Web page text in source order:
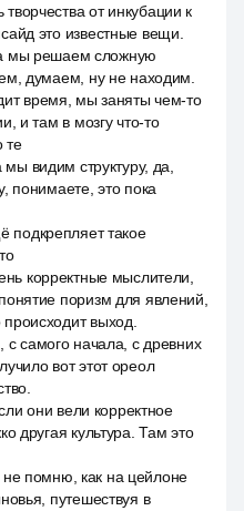
от инкубации к
это известные вещи.
мы решаем сложную
думаем, ну не находим.
время, мы заняты чем-то
и там в мозгу что-то
те
мы видим структуру, да,
понимаете, это пока
подкрепляет такое
корректные мыслители,
поризм для явлений,
выход.
самого начала, с древних
вот этот ореол
они вели корректное
другая культура. Там это
не помню, как на цейлоне
путешествуя в